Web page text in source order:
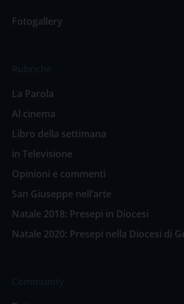
Fotogallery
La Parola
Al cinema
Libro della settimana
in Televisione
Opinioni e commenti
San Giuseppe nell’arte
Natale 2018: Presepi in Diocesi
Natale 2020: Presepi nella Diocesi di